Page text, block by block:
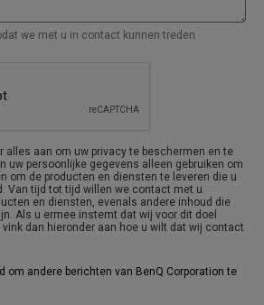
we met u in contact kunnen treden
alles aan om uw privacy te beschermen en te
uw persoonlijke gegevens alleen gebruiken om
om de producten en diensten te leveren die u
Van tijd tot tijd willen we contact met u
en diensten, evenals andere inhoud die
Als u ermee instemt dat wij voor dit doel
dan hieronder aan hoe u wilt dat wij contact
om andere berichten van BenQ Corporation te